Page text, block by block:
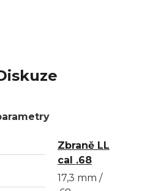
Zbraně LL
cal .68
17,3 mm /